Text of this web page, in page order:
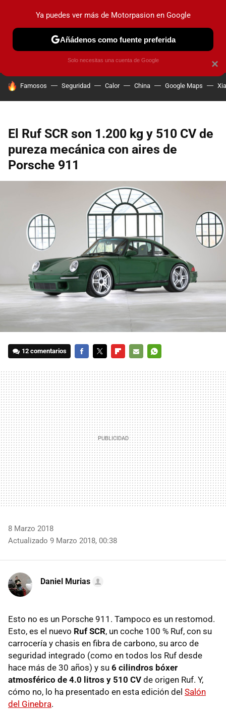
PRUEBAS COCHES ELÉCTRICOS OBSERVATORIO
HOY SE HABLA DE
Famosos Seguridad Calor China Google Maps
El Ruf SCR son 1.200 kg y 510 CV de
pureza mecánica con aires de
Porsche 911
12 comentarios
MAIL
8 Marzo 2018
Actualizado 9 Marzo 2018, 00:38
Daniel Murias
Esto no es un Porsche 911. Tampoco es un restomod.
Esto, es el nuevo Ruf SCR, un coche 100 % Ruf, con su
carrocería y chasis en fibra de carbono, su arco de
seguridad integrado (como en todos los Ruf desde
hace más de 30 años) y su 6 cilindros bóxer
atmosférico de 4.0 litros y 510 CV de origen Ruf. Y,
cómo no, lo ha presentado en esta edición del Salón
del Ginebra.
×
Ya puedes ver más de Motorpasion en Google
Añádenos como fuente preferida
Solo necesitas una cuenta de Google